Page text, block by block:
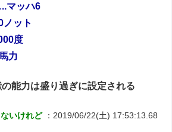
マッハ6
ット
度
力
能力は盛り過ぎに設定される
いけれど ：2019/06/22(土) 17:53:13.68